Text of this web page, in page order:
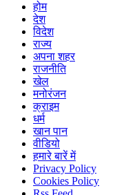
होम
देश
विदेश
राज्य
अपना शहर
राजनीति
खेल
मनोरंजन
क्राइम
धर्म
खान पान
वीडियो
हमारे बारें में
Privacy Policy
Cookies Policy